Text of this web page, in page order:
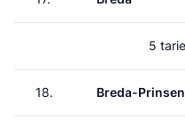
5
18. Breda-